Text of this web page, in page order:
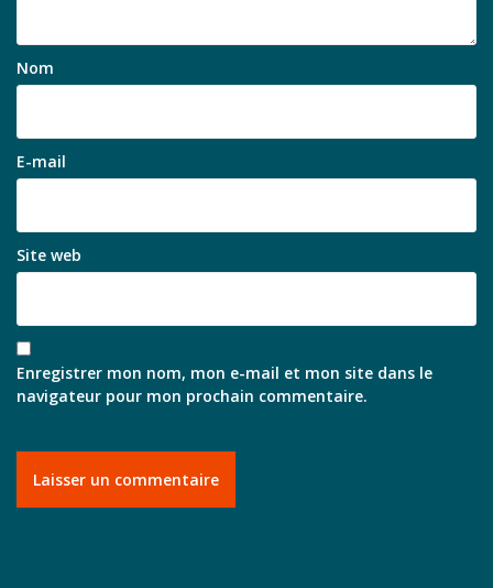
Nom
E-mail
Site web
Enregistrer mon nom, mon e-mail et mon site dans le
navigateur pour mon prochain commentaire.